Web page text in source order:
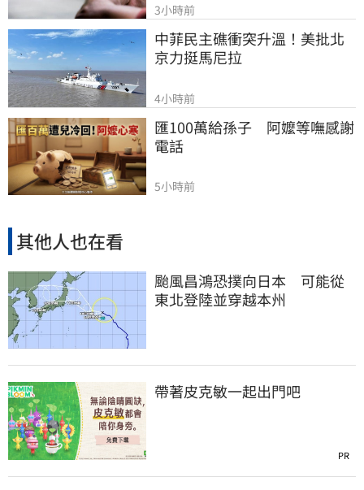
3小時前
中菲民主礁衝突升溫！美批北
京力挺馬尼拉
4小時前
匯100萬給孫子　阿嬤等嘸感謝
電話
5小時前
其他人也在看
颱風昌鴻恐撲向日本 可能從
東北登陸並穿越本州
帶著皮克敏一起出門吧
PR